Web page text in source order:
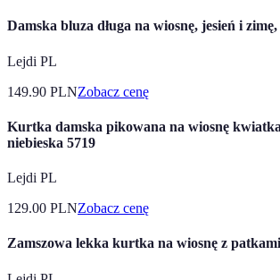
Damska bluza długa na wiosnę, jesień i
Lejdi PL
149.90 PLNZobacz cenę
Kurtka damska pikowana na wiosnę
niebieska 5719
Lejdi PL
129.00 PLNZobacz cenę
Zamszowa lekka kurtka na wiosnę z